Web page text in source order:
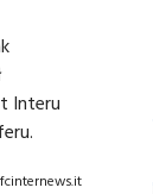
Interu
fcinternews.it